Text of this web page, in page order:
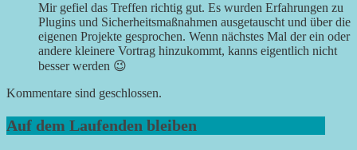
Mir gefiel das Treffen richtig gut. Es wurden Erfahrungen zu
Plugins und Sicherheitsmaßnahmen ausgetauscht und über die
eigenen Projekte gesprochen. Wenn nächstes Mal der ein oder
andere kleinere Vortrag hinzukommt, kanns eigentlich nicht
besser werden 😉
Kommentare sind geschlossen.
Auf dem Laufenden bleiben